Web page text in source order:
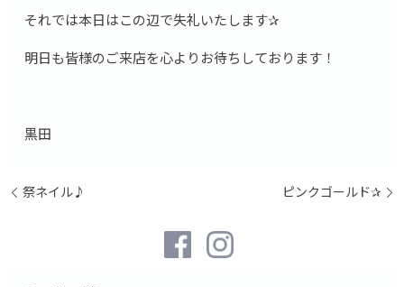
それでは本日はこの辺で失礼いたします✰
明日も皆様のご来店を心よりお待ちしております！
黒田
祭ネイル♪ ピンクゴールド✰